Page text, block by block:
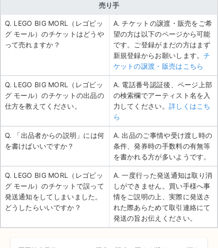
売り手
Q. LEGO BIG MORL（レゴビッ
グ モール）のチケットはどうや
って売れますか？
A. チケットの譲渡・販売をご希
望の方は以下のページから可能
です。ご登録がまだの方はまず
新規登録からお願いします。チ
ケットの譲渡・販売はこちら
Q. LEGO BIG MORL（レゴビッ
グ モール）のチケットの出品の
仕方を教えてください。
A. 電話番号認証後、ページ上部
の検索欄でアーティスト名を入
力してください。 詳しくはこち
ら
Q. 「出品者からの説明」には何
を書けばいいですか？
A. 出品のご事情や受け渡し時の
条件、発券時の手数料の有無等
を書かれる方が多いようです。
Q. LEGO BIG MORL（レゴビッ
グ モール）のチケットで誤って
発送通知をしてしまいました。
どうしたらいいですか？
A. 一度行った発送通知は取り消
しができません。買い手様へ事
情をご説明の上、実際に発送さ
れた際あらためて取引連絡にて
発送の旨お伝えください。